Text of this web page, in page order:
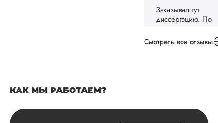
самостоятельно.
Понравилось то,
держал меня в
Смотреть все отзывы
КАК МЫ РАБОТАЕМ?